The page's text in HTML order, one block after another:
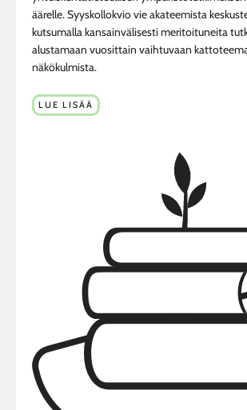
äärelle. Syyskollokvio vie akateemista
kutsumalla kansainvälisesti meritoituneita
alustamaan vuosittain vaihtuvaan
näkökulmista.
LUE LISÄÄ